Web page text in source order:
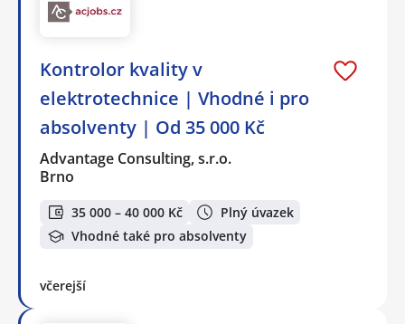
Kontrolor kvality v
elektrotechnice | Vhodné i pro
absolventy | Od 35 000 Kč
Advantage Consulting, s.r.o.
Brno
35 000 – 40 000 Kč
Plný úvazek
Vhodné také pro absolventy
včerejší